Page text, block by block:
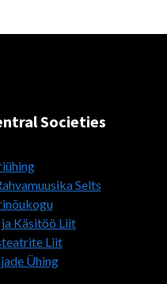
Societies
Selts
ja Käsitöö Liit
Liit
Ühing